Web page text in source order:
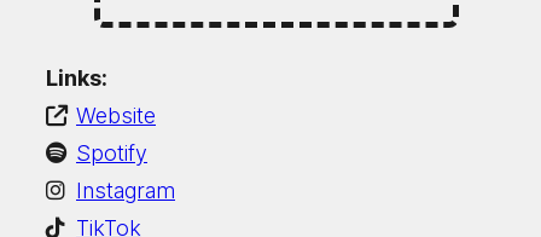
Links:
Website
Spotify
Instagram
TikTok